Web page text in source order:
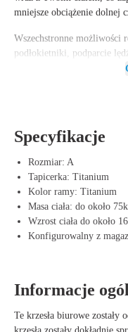
mniejsze obciążenie dolnej
Wszechstronne możliwości
podłokietniki, podparcie
sprawiają, że to krzesło
biurowych, jak i domowych.
Zalety Herman
Idealne dopasowanie
i ergonomia w jednym.
Oddychająca siatka
wentylację.
długotrwałego
podstawowych do pełnej
Specyfikacje
Rozmiar: A
Tapicerka: Titanium
Kolor ramy: Titanium
Masa ciała: do około
Wzrost ciała do około
Konfigurowalny z
Informacje
Te krzesła biurowe zostały